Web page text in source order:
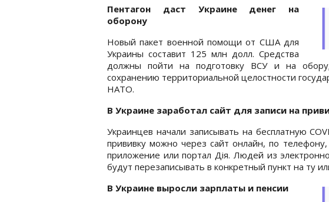
Пентагон даст Украине денег на
оборону
Новый пакет военной помощи от США для
Украины составит 125 млн долл. Средства
должны пойти на подготовку ВСУ и на
сохранению территориальной целостности
НАТО.
В Украине заработал сайт для записи на
Украинцев начали записывать на бесплатную
прививку можно через сайт онлайн, по
приложение или портал Дія. Людей из
будут перезаписывать в конкретный пункт на ту
В Украине выросли зарплаты и пенсии